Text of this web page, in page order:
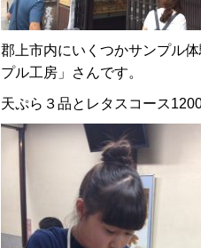
郡上市内にいくつかサンプル
プル工房」さんです。
天ぷら３品とレタスコース